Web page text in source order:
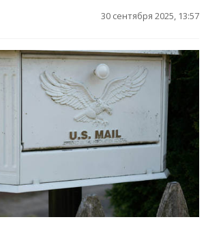
30 сентября 2025, 13:57